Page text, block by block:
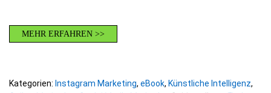
MEHR ERFAHREN >>
Kategorien: Instagram Marketing, eBook, Künstliche Intelligenz,